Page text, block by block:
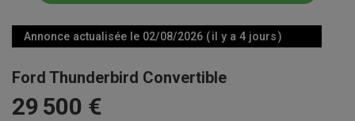
Annonce actualisée le 02/08/2026 ( il y a 4 jours )
Ford Thunderbird Convertible
29 500 €